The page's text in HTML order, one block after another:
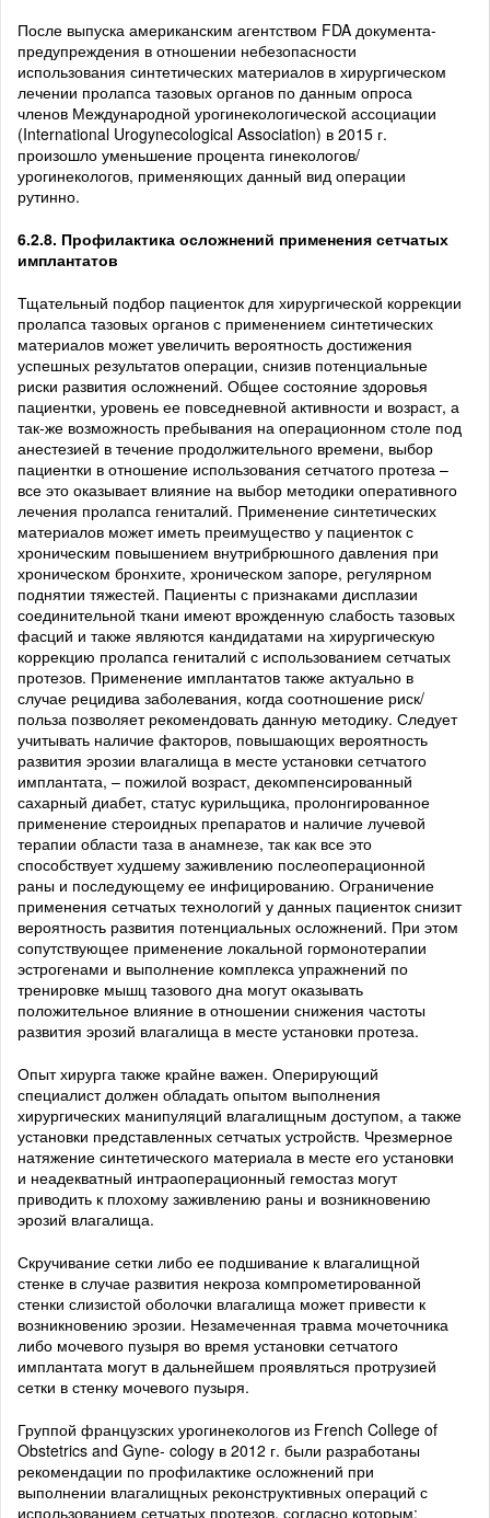
После выпуска американским агентством FDA документа-
предупреждения в отношении небезопасности
использования синтетических материалов в хирургическом
лечении пролапса тазовых органов по данным опроса
членов Международной урогинекологической ассоциации
(International Urogynecological Association) в 2015 г.
произошло уменьшение процента гинекологов/
урогинекологов, применяющих данный вид операции
рутинно.
6.2.8. Профилактика осложнений применения сетчатых
имплантатов
Тщательный подбор пациенток для хирургической коррекции
пролапса тазовых органов с применением синтетических
материалов может увеличить вероятность достижения
успешных результатов операции, снизив потенциальные
риски развития осложнений. Общее состояние здоровья
пациентки, уровень ее повседневной активности и возраст, а
так-же возможность пребывания на операционном столе под
анестезией в течение продолжительного времени, выбор
пациентки в отношение использования сетчатого протеза –
все это оказывает влияние на выбор методики оперативного
лечения пролапса гениталий. Применение синтетических
материалов может иметь преимущество у пациенток с
хроническим повышением внутрибрюшного давления при
хроническом бронхите, хроническом запоре, регулярном
поднятии тяжестей. Пациенты с признаками дисплазии
соединительной ткани имеют врожденную слабость тазовых
фасций и также являются кандидатами на хирургическую
коррекцию пролапса гениталий с использованием сетчатых
протезов. Применение имплантатов также актуально в
случае рецидива заболевания, когда соотношение риск/
польза позволяет рекомендовать данную методику. Следует
учитывать наличие факторов, повышающих вероятность
развития эрозии влагалища в месте установки сетчатого
имплантата, – пожилой возраст, декомпенсированный
сахарный диабет, статус курильщика, пролонгированное
применение стероидных препаратов и наличие лучевой
терапии области таза в анамнезе, так как все это
способствует худшему заживлению послеоперационной
раны и последующему ее инфицированию. Ограничение
применения сетчатых технологий у данных пациенток снизит
вероятность развития потенциальных осложнений. При этом
сопутствующее применение локальной гормонотерапии
эстрогенами и выполнение комплекса упражнений по
тренировке мышц тазового дна могут оказывать
положительное влияние в отношении снижения частоты
развития эрозий влагалища в месте установки протеза.
Опыт хирурга также крайне важен. Оперирующий
специалист должен обладать опытом выполнения
хирургических манипуляций влагалищным доступом, а также
установки представленных сетчатых устройств. Чрезмерное
натяжение синтетического материала в месте его установки
и неадекватный интраоперационный гемостаз могут
приводить к плохому заживлению раны и возникновению
эрозий влагалища.
Скручивание сетки либо ее подшивание к влагалищной
стенке в случае развития некроза компрометированной
стенки слизистой оболочки влагалища может привести к
возникновению эрозии. Незамеченная травма мочеточника
либо мочевого пузыря во время установки сетчатого
имплантата могут в дальнейшем проявляться протрузией
сетки в стенку мочевого пузыря.
Группой французских урогинекологов из French College of
Obstetrics and Gyne- cology в 2012 г. были разработаны
рекомендации по профилактике осложнений при
выполнении влагалищных реконструктивных операций с
использованием сетчатых протезов, согласно которым: